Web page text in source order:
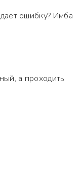
ошибку? Имба
а проходить